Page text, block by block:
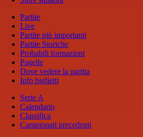
Partite
Live
Partite più importanti
Partite Storiche
Probabili formazioni
Pagelle
Dove vedere la partita
Info biglietti
Serie A
Calendario
Classifica
Campionati precedenti